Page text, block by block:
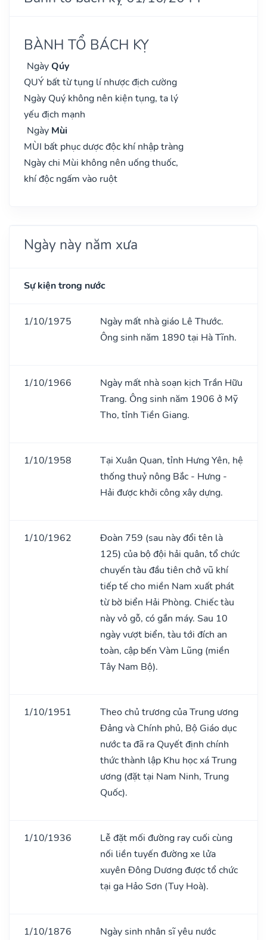
BÀNH TỔ BÁCH KỴ
NgàyQúy
QUÝ bất từ tụng lí nhược địch cường
Ngày Quý không nên kiện tụng, ta lý
yếu địch mạnh
Ngày Mùi
MÙI bất phục dược độc khí nhập tràng
Ngày chi Mùi không nên uống thuốc,
khí độc ngấm vào ruột
Ngày này năm xưa
Sự kiện trong nước
1/10/1975
Ngày mất nhà giáo Lê Thước.
Ông sinh năm 1890 tại Hà Tĩnh.
1/10/1966
Ngày mất nhà soạn kịch Trần Hữu
Trang. Ông sinh năm 1906 ở Mỹ
Tho, tỉnh Tiền Giang.
1/10/1958
Tại Xuân Quan, tỉnh Hưng Yên, hệ
thống thuỷ nông Bắc - Hưng -
Hải được khởi công xây dựng.
1/10/1962
Đoàn 759 (sau này đổi tên là
125) của bộ đội hải quân, tổ chức
chuyến tàu đầu tiên chở vũ khí
tiếp tế cho miền Nam xuất phát
từ bờ biển Hải Phòng. Chiếc tàu
này vỏ gỗ, có gắn máy. Sau 10
ngày vượt biển, tàu tới đích an
toàn, cập bến Vàm Lũng (miền
Tây Nam Bộ).
1/10/1951
Theo chủ trương của Trung ương
Đảng và Chính phủ, Bộ Giáo dục
nước ta đã ra Quyết định chính
thức thành lập Khu học xá Trung
ương (đặt tại Nam Ninh, Trung
Quốc).
1/10/1936
Lễ đặt mối đường ray cuối cùng
nối liền tuyến đường xe lửa
xuyên Đông Dương được tổ chức
tại ga Hảo Sơn (Tuy Hoà).
1/10/1876
Ngày sinh nhân sĩ yêu nước